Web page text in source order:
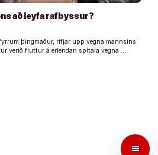
menu
að leyfa rafbyssur?
þingmaður, rifjar upp vegna mannsins
verið fluttur á erlendan spítala vegna …